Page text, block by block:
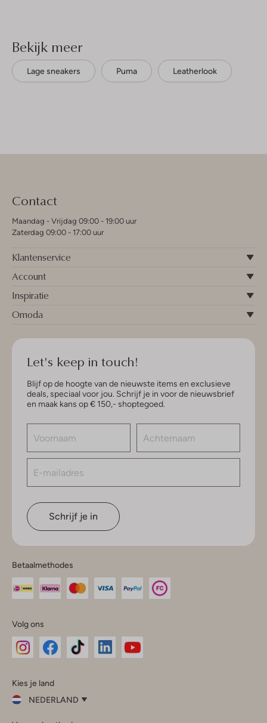
Bekijk meer
Lage sneakers Puma Leatherlook
Contact
Maandag - Vrijdag 09:00 - 19:00 uur
Zaterdag 09:00 - 17:00 uur
Klantenservice
Account
Inspiratie
Omoda
Let's keep in touch!
Blijf op de hoogte van de nieuwste items en exclusieve
deals, speciaal voor jou. Schrijf je in voor de nieuwsbrief
en maak kans op € 150,- shoptegoed.
Schrijf je in
Betaalmethodes
Volg ons
InstagramFacebook
Kies je land
NEDERLAND